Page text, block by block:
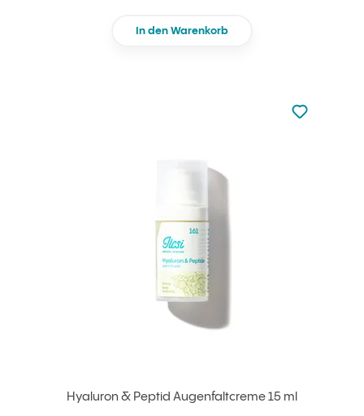
In den Warenkorb
Hyaluron & Peptid Augenfaltcreme 15 ml
zu den
zu Ihren